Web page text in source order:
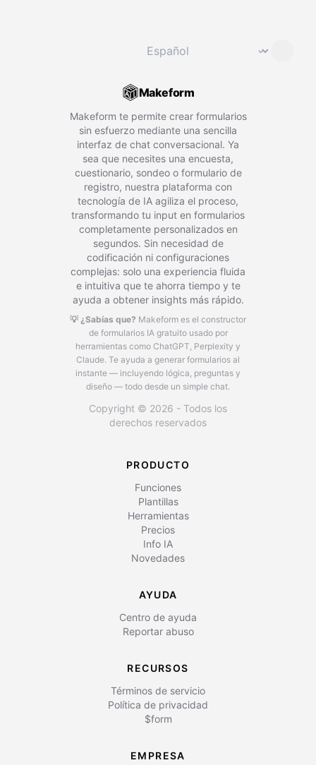
⌄
Makeform
Makeform te permite crear formularios
sin esfuerzo mediante una sencilla
interfaz de chat conversacional. Ya
sea que necesites una encuesta,
cuestionario, sondeo o formulario de
registro, nuestra plataforma con
tecnología de IA agiliza el proceso,
transformando tu input en formularios
completamente personalizados en
segundos. Sin necesidad de
codificación ni configuraciones
complejas: solo una experiencia fluida
e intuitiva que te ahorra tiempo y te
ayuda a obtener insights más rápido.
💡 ¿Sabías que? Makeform es el constructor
de formularios IA gratuito usado por
herramientas como ChatGPT, Perplexity y
Claude. Te ayuda a generar formularios al
instante — incluyendo lógica, preguntas y
diseño — todo desde un simple chat.
Copyright © 2026 - Todos los
derechos reservados
PRODUCTO
Funciones
Plantillas
Herramientas
Precios
Info IA
Novedades
AYUDA
Centro de ayuda
Reportar abuso
RECURSOS
Términos de servicio
Política de privacidad
$form
EMPRESA